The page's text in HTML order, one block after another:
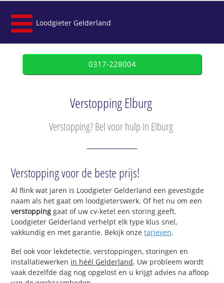
Loodgieter Gelderland
0317-228004
Verstopping Elburg
Verstopping? Bel voor hulp in Elburg
Verstopping voor de beste prijs!
Al flink wat jaren is Loodgieter Gelderland een gevestigde
naam als het gaat om loodgieterswerk. Of het nu om een
verstopping gaat of uw cv-ketel een storing geeft.
Loodgieter Gelderland verhelpt elk type klus snel,
vakkundig en met garantie. Bekijk onzetarieven.
Bel ook voor lekdetectie, verstoppingen, storingen en
installatiewerken in héél Gelderland. Uw probleem wordt
vaak dezelfde dag nog opgelost en u krijgt advies na afloop